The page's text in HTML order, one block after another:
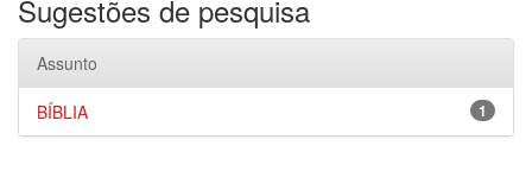
Sugestões de pesquisa
Assunto
1
BÍBLIA